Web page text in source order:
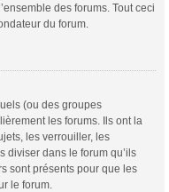
des forums. Tout ceci
du forum.
(ou des groupes
les forums. Ils ont la
les verrouiller, les
diviser dans le forum qu’ils
sont présents pour que les
le forum.